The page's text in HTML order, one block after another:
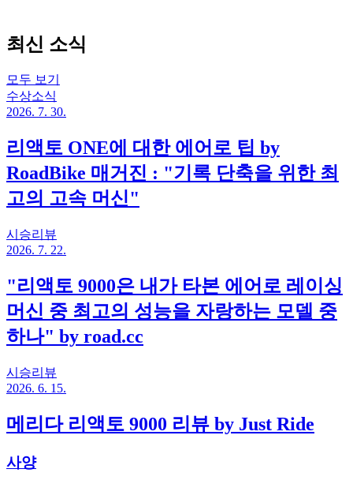
최신 소식
모두 보기
수상소식
2026. 7. 30.
리액토 ONE에 대한 에어로 팁 by
RoadBike 매거진 : "기록 단축을 위한 최
고의 고속 머신"
시승리뷰
2026. 7. 22.
"리액토 9000은 내가 타본 에어로 레이싱
머신 중 최고의 성능을 자랑하는 모델 중
하나" by road.cc
시승리뷰
2026. 6. 15.
메리다 리액토 9000 리뷰 by Just Ride
사양